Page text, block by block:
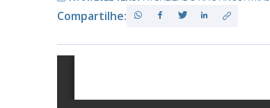
Compartilhe: